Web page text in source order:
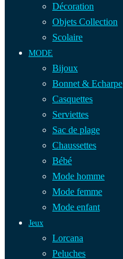
Décoration
Objets Collection
Scolaire
MODE
Bijoux
Bonnet & Echarpe
Casquettes
Serviettes
Sac de plage
Chaussettes
Bébé
Mode homme
Mode femme
Mode enfant
Jeux
Lorcana
Peluches